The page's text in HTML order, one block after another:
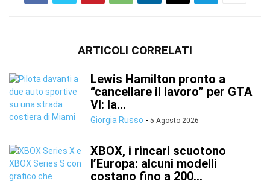
ARTICOLI CORRELATI
Lewis Hamilton pronto a
“cancellare il lavoro” per GTA
VI: la...
Giorgia Russo - 5 Agosto 2026
XBOX, i rincari scuotono
l’Europa: alcuni modelli
costano fino a 200...